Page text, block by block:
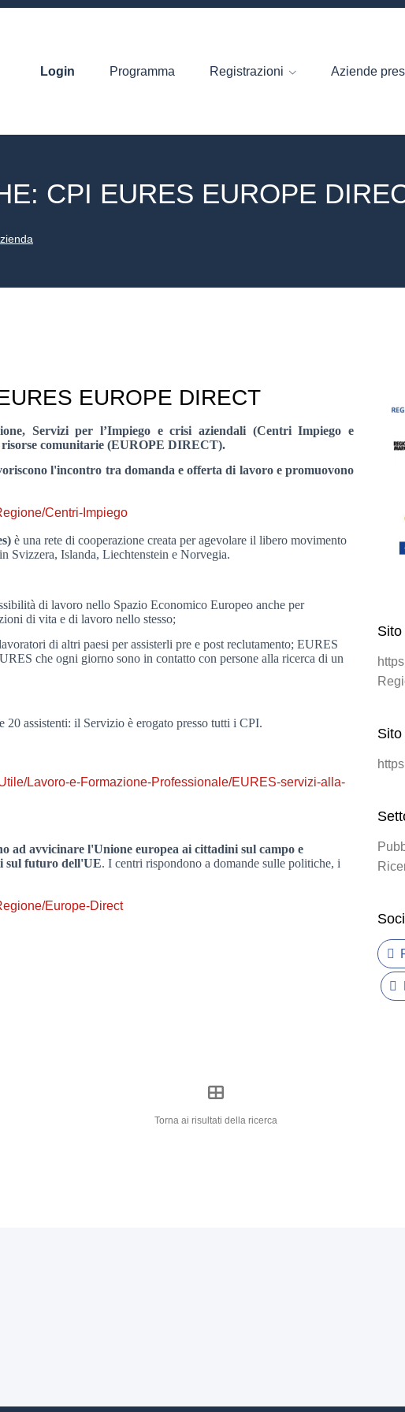
Login Programma Registrazioni Aziende
CPI EURES EUROPE
EUROPE DIRECT
Servizi per l’Impiego e crisi aziendali (Centri Impiego e
comunitarie (EUROPE DIRECT).
l'incontro tra domanda e offerta di lavoro e promuovono
Centri-Impiego
è una rete di cooperazione creata per agevolare il libero movimento
Svizzera, Islanda, Liechtenstein e Norvegia.
di lavoro nello Spazio Economico Europeo anche per
di vita e di lavoro nello stesso;
di altri paesi per assisterli pre e post reclutamento; EURES
che ogni giorno sono in contatto con persone alla ricerca di un
assistenti: il Servizio è erogato presso tutti i CPI.
Lavoro-e-Formazione-Professionale/EURES-servizi-alla-
ad avvicinare l'Unione europea ai cittadini sul campo e
sul futuro dell'UE. I centri rispondono a domande sulle politiche, i
Europe-Direct
Sito
Torna ai risultati della ricerca